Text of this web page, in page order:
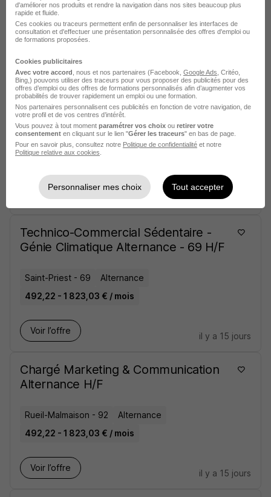
Rueil-Malmaison - 92 CDI
Voir l’offre
Chef de Produit Innovation Pac Air -
Eau - Ingénieur Thermodynamique
H/F
Rueil-Malmaison - 92
Voir l’offre
il y a 15 jours
Technico-Commercial Sédentaire -
Génie Climatique Alternance - 69 H/F
Saint-Priest - 69
Alternance
492,22 - 1 823,03 € / mois
Voir l’offre
il y a 15 jours
Chargé Marketing & Communication
Alternance H/F
Rueil-Malmaison - 92
Alternance
492,22 - 1 823,03 € / mois
Voir l’offre
il y a 15 jours
d'améliorer nos produits et rendre la navigation dans nos sites beaucoup plus
rapide et fluide.
Ces cookies ou traceurs permettent enfin de personnaliser les interfaces de
consultation et d'effectuer une présentation personnalisée des offres d'emploi ou
de formations proposées.
Cookies publicitaires
Avec votre accord , nous et nos partenaires (Facebook, Google Ads , Critéo,
Bing,) pouvons utiliser des traceurs pour vous proposer des publicités pour des
offres d’emploi ou des offres de formations personnalisés afin d’augmenter vos
probabilités de trouver rapidement un emploi ou une formation.
Nos partenaires personnalisent ces publicités en fonction de votre navigation, de
votre profil et de vos centres d’intérêt.
Vous pouvez à tout moment paramétrer vos choix ou retirer votre
consentement en cliquant sur le lien "Gérer les traceurs" en bas de page.
Pour en savoir plus, consultez notre Politique de confidentialité et notre
Politique relative aux cookies
Personnaliser mes choix Tout accepter